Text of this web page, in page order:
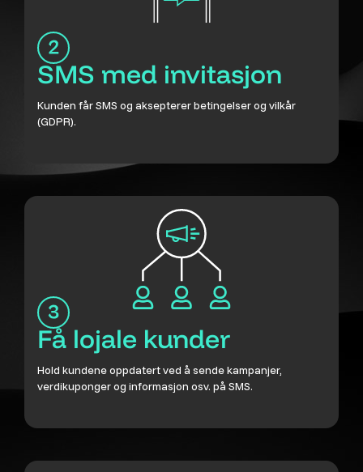
SMS med invitasjon
Kunden får SMS og aksepterer betingelser og vilkår
(GDPR).
Få lojale kunder
Hold kundene oppdatert ved å sende kampanjer,
verdikuponger og informasjon osv. på SMS.